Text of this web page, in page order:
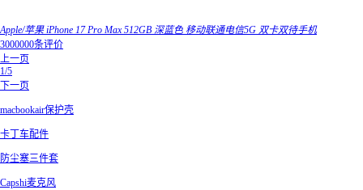
Apple/苹果 iPhone 17 Pro Max 512GB 深蓝色 移动联通电信5G 双卡双待手机
3000000条评价
上一页
1/5
下一页
macbookair保护壳
卡丁车配件
防尘塞三件套
Capshi麦克风